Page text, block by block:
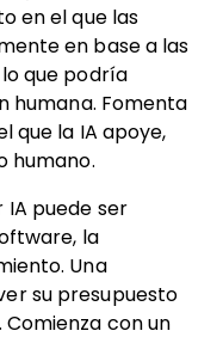
en el que las
en base a las
que podría
humana. Fomenta
que la IA apoye,
humano.
IA puede ser
la
Una
su presupuesto
con un